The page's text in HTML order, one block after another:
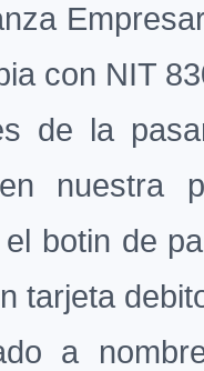
con NIT
de la
nuestra
botin de
tarjeta
a